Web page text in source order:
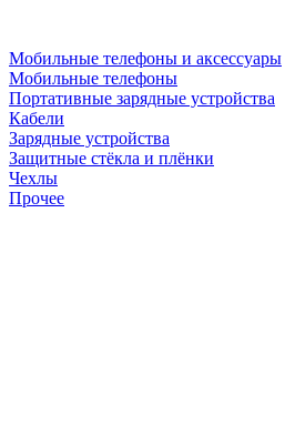
Мобильные телефоны и аксессуары
Мобильные телефоны
Портативные зарядные устройства
Кабели
Зарядные устройства
Защитные стёкла и плёнки
Чехлы
Прочее